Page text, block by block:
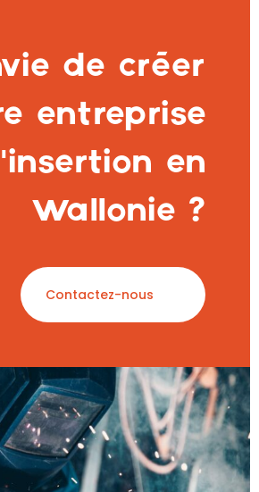
de créer
entreprise
en
Wallonie ?
Contactez-nous